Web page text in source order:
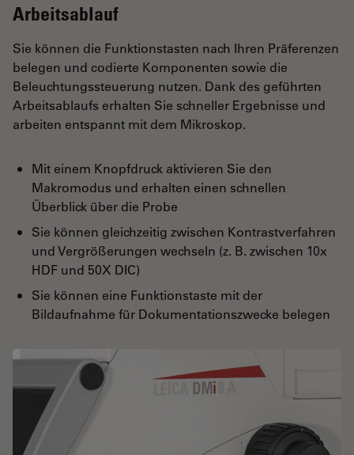
Arbeitsablauf
Sie können die Funktionstasten nach Ihren Präferenzen
belegen und codierte Komponenten sowie die
Beleuchtungssteuerung nutzen. Dank des geführten
Arbeitsablaufs erhalten Sie schneller Ergebnisse und
arbeiten entspannt mit dem Mikroskop.
Mit einem Knopfdruck aktivieren Sie den
Makromodus und erhalten einen schnellen
Überblick über die Probe
Sie können gleichzeitig zwischen Kontrastverfahren
und Vergrößerungen wechseln (z. B. zwischen 10x
HDF und 50X DIC)
Sie können eine Funktionstaste mit der
Bildaufnahme für Dokumentationszwecke belegen